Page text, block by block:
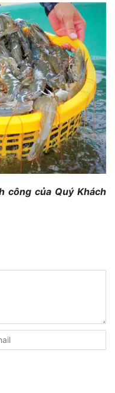
công của Quý Khách